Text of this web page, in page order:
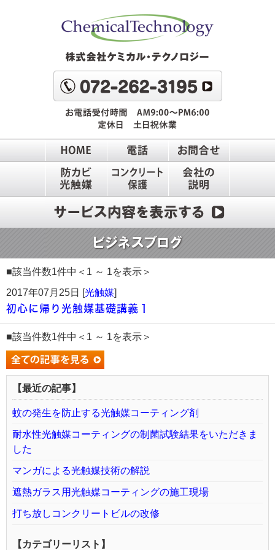
■該当件数1件中＜1 ～ 1を表示＞
2017年07月25日 [光触媒]
初心に帰り光触媒基礎講義１
■該当件数1件中＜1 ～ 1を表示＞
【最近の記事】
蚊の発生を防止する光触媒コーティング剤
耐水性光触媒コーティングの制菌試験結果をいただきま
した
マンガによる光触媒技術の解説
遮熱ガラス用光触媒コーティングの施工現場
打ち放しコンクリートビルの改修
【カテゴリーリスト】